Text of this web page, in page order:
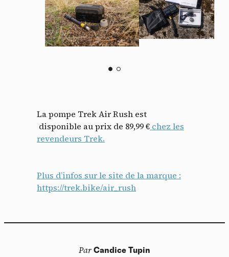
La pompe Trek Air Rush est
disponible au prix de 89,99 € chez les
revendeurs Trek.
Plus d’infos sur le site de la marque :
https://trek.bike/air_rush
Par Candice Tupin